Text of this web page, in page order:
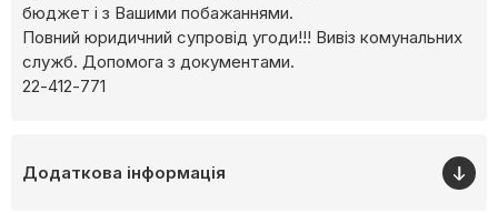
бюджет і з Вашими побажаннями.
Повний юридичний супровід угоди!!! Вивіз комунальних
служб. Допомога з документами.
22-412-771
Додаткова інформація